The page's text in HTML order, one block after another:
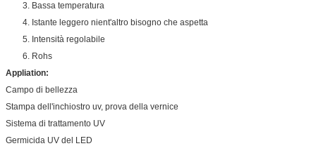
3. Bassa temperatura
4. Istante leggero nient'altro bisogno che aspetta
5. Intensità regolabile
6. Rohs
Appliation:
Campo di bellezza
Stampa dell'inchiostro uv, prova della vernice
Sistema di trattamento UV
Germicida UV del LED